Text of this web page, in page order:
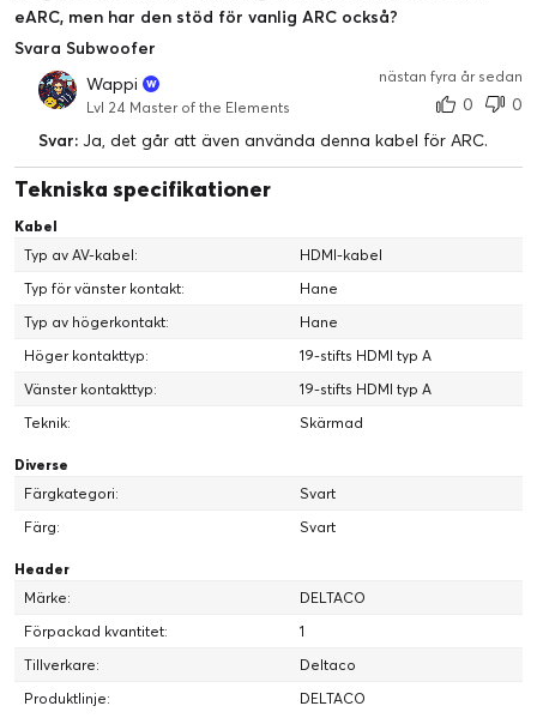
eARC, men har den stöd för vanlig ARC också?
Svara Subwoofer
Wappi
Lvl 24 Master of the Elements
nästan fyra år sedan
0
0
Svar: Ja, det går att även använda denna kabel för ARC.
Tekniska specifikationer
Kabel
Typ av AV-kabel:
HDMI-kabel
Typ för vänster kontakt:
Hane
Typ av högerkontakt:
Hane
Höger kontakttyp:
19-stifts HDMI typ A
Vänster kontakttyp:
19-stifts HDMI typ A
Teknik:
Skärmad
Diverse
Färgkategori:
Svart
Färg:
Svart
Header
Märke:
DELTACO
Förpackad kvantitet:
1
Tillverkare:
Deltaco
Produktlinje:
DELTACO